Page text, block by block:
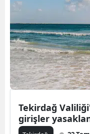
Tekirdağ
girişler